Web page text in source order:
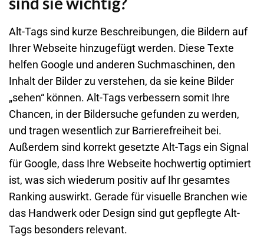
Alt-Tags sind kurze Beschreibungen, die Bildern auf
Ihrer Webseite hinzugefügt werden. Diese Texte
helfen Google und anderen Suchmaschinen, den
Inhalt der Bilder zu verstehen, da sie keine Bilder
„sehen“ können. Alt-Tags verbessern somit Ihre
Chancen, in der Bildersuche gefunden zu werden,
und tragen wesentlich zur Barrierefreiheit bei.
Außerdem sind korrekt gesetzte Alt-Tags ein Signal
für Google, dass Ihre Webseite hochwertig optimiert
ist, was sich wiederum positiv auf Ihr gesamtes
Ranking auswirkt. Gerade für visuelle Branchen wie
das Handwerk oder Design sind gut gepflegte Alt-
Tags besonders relevant.